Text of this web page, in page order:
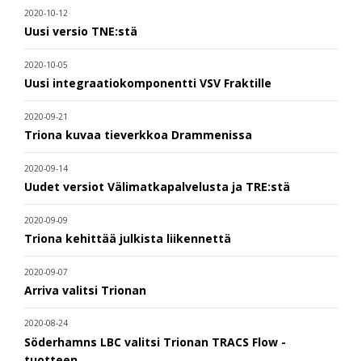
2020-10-12
Uusi versio TNE:stä
2020-10-05
Uusi integraatiokomponentti VSV Fraktille
2020-09-21
Triona kuvaa tieverkkoa Drammenissa
2020-09-14
Uudet versiot Välimatkapalvelusta ja TRE:stä
2020-09-09
Triona kehittää julkista liikennettä
2020-09-07
Arriva valitsi Trionan
2020-08-24
Söderhamns LBC valitsi Trionan TRACS Flow -